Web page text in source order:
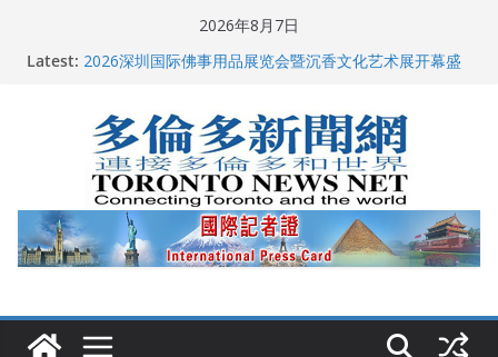
2026年8月7日
Latest: 2026深圳国际佛事用品展览会暨沉香文化艺术展开幕盛
特朗普称加拿大“不友善”并批评其领导层 卡尼：谈判事
关加拿大就业
2026加拿大青少年儿童绘画比赛颁奖典礼多伦多举行
龚晓华参加多伦多骄傲大游行 与市民分享竞选理念